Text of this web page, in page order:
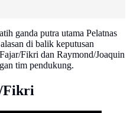
ganda putra utama Pelatnas
di balik keputusan
Fikri dan Raymond/Joaquin
tim pendukung.
Fikri